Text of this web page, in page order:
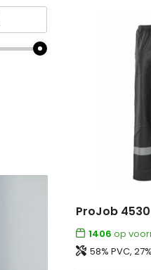
ProJob 4530
1406 op
58% PVC,